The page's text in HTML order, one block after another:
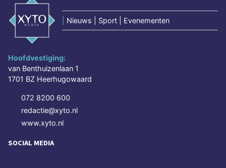
Nieuws | Sport | Evenementen
Hoofdvestiging:
van Benthuizenlaan 1
1701 BZ Heerhugowaard
072 8200 600
redactie@xyto.nl
www.xyto.nl
SOCIAL MEDIA